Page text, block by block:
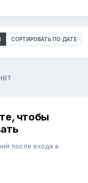
СОРТИРОВАТЬ ПО ДАТЕ
чтобы
после входа в